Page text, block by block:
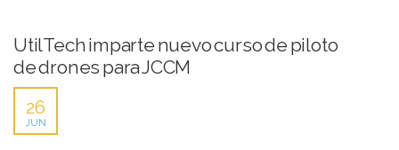
UtilTech imparte nuevo curso de piloto
de drones para JCCM
26
JUN